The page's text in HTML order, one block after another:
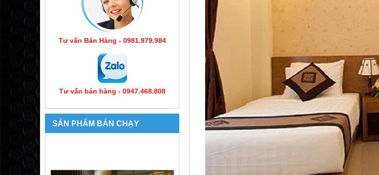
Tư vấn Bán Hàng - 0981.979.984
Tư vấn bán hàng - 0947.468.808
SẢN PHẨM BÁN CHẠY